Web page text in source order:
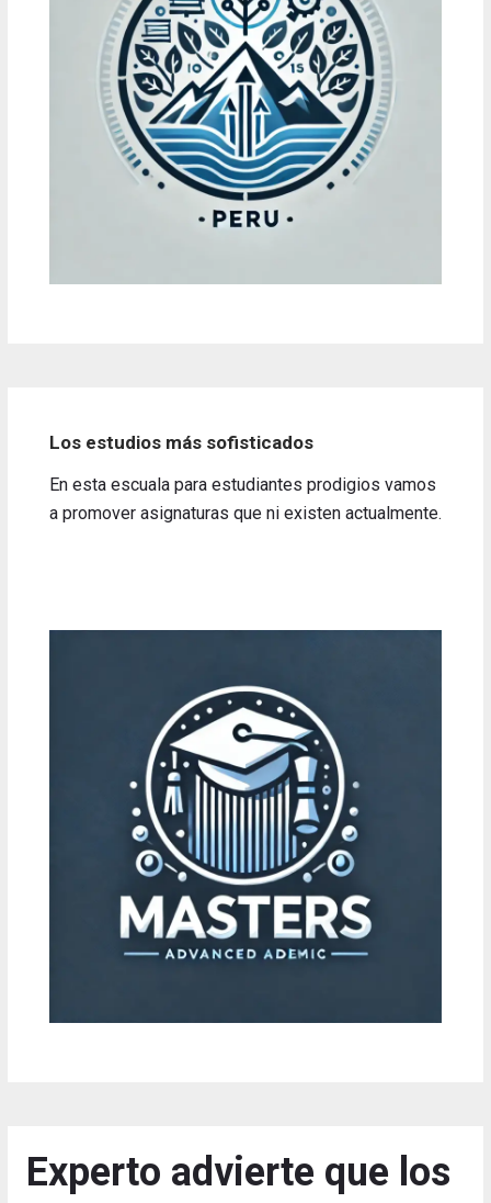
Los estudios más sofisticados
En esta escuala para estudiantes prodigios vamos
a promover asignaturas que ni existen actualmente.
Experto advierte que los